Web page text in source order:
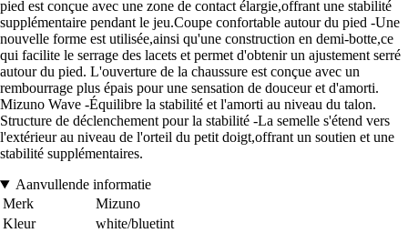
pied est conçue avec une zone de contact élargie,offrant une stabilité
supplémentaire pendant le jeu.Coupe confortable autour du pied -Une
nouvelle forme est utilisée,ainsi qu'une construction en demi-botte,ce
qui facilite le serrage des lacets et permet d'obtenir un ajustement serré
autour du pied. L'ouverture de la chaussure est conçue avec un
rembourrage plus épais pour une sensation de douceur et d'amorti.
Mizuno Wave -Équilibre la stabilité et l'amorti au niveau du talon.
Structure de déclenchement pour la stabilité -La semelle s'étend vers
l'extérieur au niveau de l'orteil du petit doigt,offrant un soutien et une
stabilité supplémentaires.
Aanvullende informatie
Merk
Mizuno
Kleur
white/bluetint